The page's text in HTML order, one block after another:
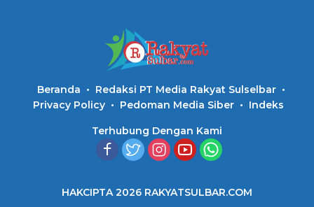
Beranda
Redaksi PT Media Rakyat Sulselbar
Privacy Policy
Pedoman Media Siber Indeks
Terhubung Dengan Kami
HAKCIPTA 2026 RAKYATSULBAR.COM